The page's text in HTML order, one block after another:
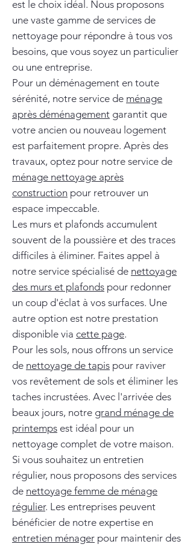
est le choix idéal. Nous proposons
une vaste gamme de services de
nettoyage pour répondre à tous vos
besoins, que vous soyez un particulier
ou une entreprise.
Pour un déménagement en toute
sérénité, notre service de ménage
après déménagement garantit que
votre ancien ou nouveau logement
est parfaitement propre. Après des
travaux, optez pour notre service de
ménage nettoyage après
construction pour retrouver un
espace impeccable.
Les murs et plafonds accumulent
souvent de la poussière et des traces
difficiles à éliminer. Faites appel à
notre service spécialisé de nettoyage
des murs et plafonds pour redonner
un coup d'éclat à vos surfaces. Une
autre option est notre prestation
disponible via cette page.
Pour les sols, nous offrons un service
de nettoyage de tapis pour raviver
vos revêtement de sols et éliminer les
taches incrustées. Avec l'arrivée des
beaux jours, notre grand ménage de
printemps est idéal pour un
nettoyage complet de votre maison.
Si vous souhaitez un entretien
régulier, nous proposons des services
de nettoyage femme de ménage
régulier. Les entreprises peuvent
bénéficier de notre expertise en
entretien ménager pour maintenir des